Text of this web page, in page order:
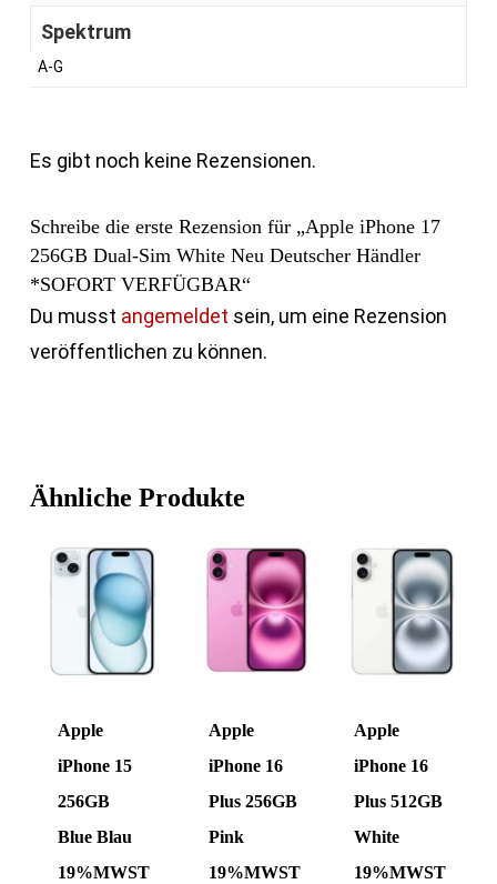
Spektrum
A-G
Es gibt noch keine Rezensionen.
Schreibe die erste Rezension für „Apple iPhone 17
256GB Dual-Sim White Neu Deutscher Händler
*SOFORT VERFÜGBAR“
Du musst angemeldet sein, um eine Rezension
veröffentlichen zu können.
Ähnliche Produkte
Apple
iPhone 15
256GB
Blue Blau
19%MWST
Apple
iPhone 16
Plus 256GB
Pink
19%MWST
Apple
iPhone 16
Plus 512GB
White
19%MWST